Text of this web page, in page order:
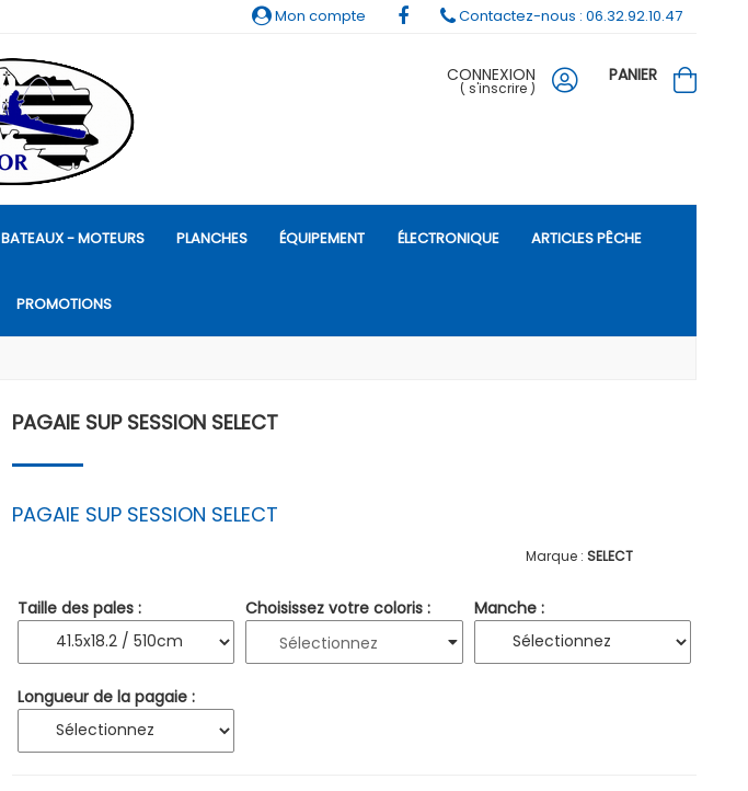
CONNEXION
( s'inscrire )
PANIER
BATEAUX - MOTEURS PLANCHES ÉQUIPEMENT ÉLECTRONIQUE ARTICLES PÊCHE
PROMOTIONS
PAGAIE SUP SESSION SELECT
PAGAIE SUP SESSION SELECT
SELECT
Taille des pales : Choisissez votre coloris : Manche :
Longueur de la pagaie :
Mon compte Contactez-nous : 06.32.92.10.47